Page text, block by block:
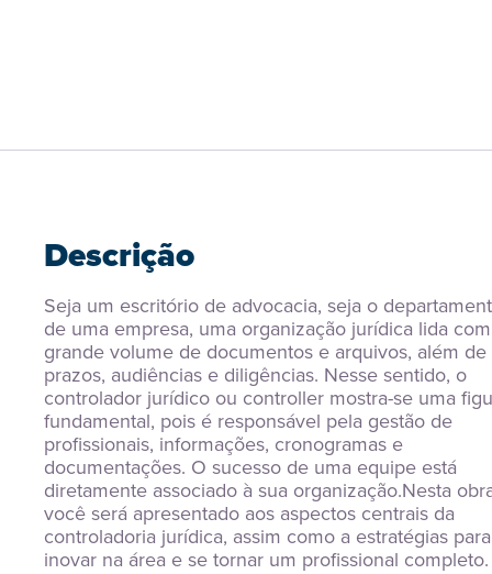
Descrição
Seja um escritório de advocacia, seja o
de uma empresa, uma organização jurídica lida
grande volume de documentos e arquivos, além de
prazos, audiências e diligências. Nesse sentido, o
controlador jurídico ou controller mostra-se uma
fundamental, pois é responsável pela gestão de
profissionais, informações, cronogramas e
documentações. O sucesso de uma equipe está
diretamente associado à sua organização.Nesta
você será apresentado aos aspectos centrais da
controladoria jurídica, assim como a estratégias para
inovar na área e se tornar um profissional completo.